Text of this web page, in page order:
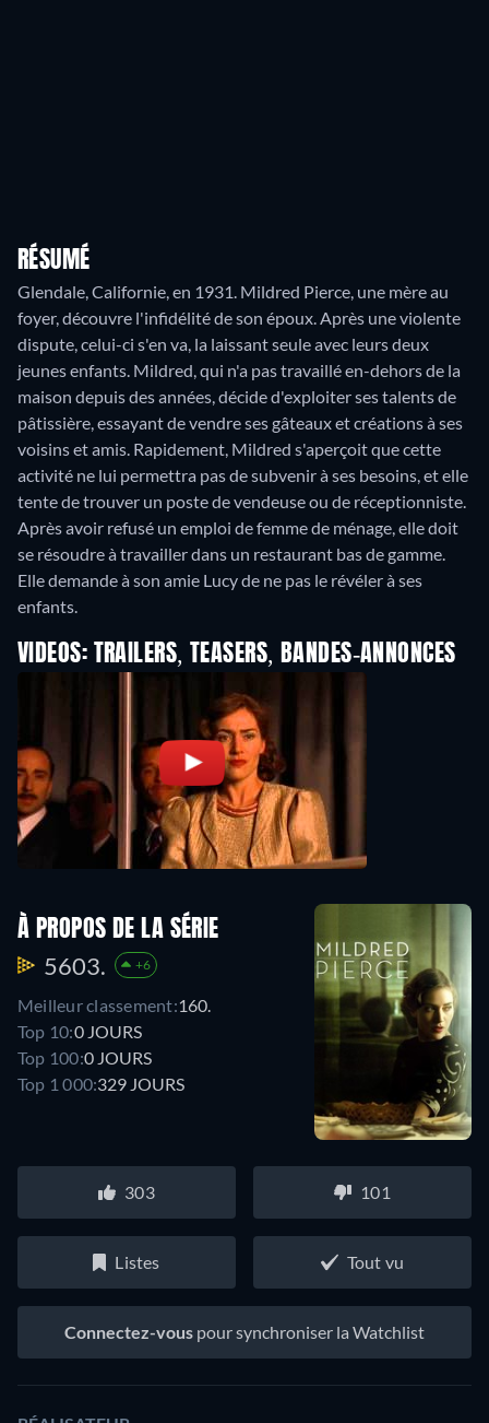
RÉSUMÉ
Glendale, Californie, en 1931. Mildred Pierce, une mère au
foyer, découvre l'infidélité de son époux. Après une violente
dispute, celui-ci s'en va, la laissant seule avec leurs deux
jeunes enfants. Mildred, qui n'a pas travaillé en-dehors de la
maison depuis des années, décide d'exploiter ses talents de
pâtissière, essayant de vendre ses gâteaux et créations à ses
voisins et amis. Rapidement, Mildred s'aperçoit que cette
activité ne lui permettra pas de subvenir à ses besoins, et elle
tente de trouver un poste de vendeuse ou de réceptionniste.
Après avoir refusé un emploi de femme de ménage, elle doit
se résoudre à travailler dans un restaurant bas de gamme.
Elle demande à son amie Lucy de ne pas le révéler à ses
enfants.
VIDEOS: TRAILERS, TEASERS, BANDES-ANNONCES
À PROPOS DE LA SÉRIE
5603. +6
Meilleur classement:160.
Top 10:0 JOURS
Top 100:0 JOURS
Top 1 000:329 JOURS
303 101
Listes Tout vu
Connectez-vous pour synchroniser la Watchlist